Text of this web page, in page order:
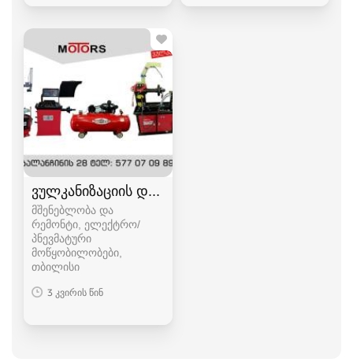
ვულკანიზაციის დანადგარები
მშენებლობა და
რემონტი, ელექტრო/
პნევმატური
მოწყობილობები
თბილისი
3 კვირის წინ